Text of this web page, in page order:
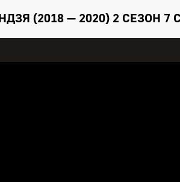
(2018 — 2020) 2 СЕЗОН 7